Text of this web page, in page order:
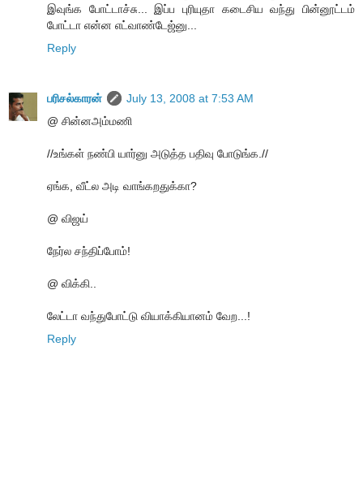
இவுங்க போட்டாச்சு... இப்ப புரியுதா கடைசிய வந்து பின்னூட்டம்
போட்டா என்ன எட்வாண்டேஜ்னு...
Reply
பரிசல்காரன்
July 13, 2008 at 7:53 AM
@ சின்னஅம்மணி
//உங்கள் நண்பி யார்னு அடுத்த பதிவு போடுங்க.//
ஏங்க, வீட்ல அடி வாங்கறதுக்கா?
@ விஜய்
நேர்ல சந்திப்போம்!
@ விக்கி..
லேட்டா வந்துபோட்டு வியாக்கியானம் வேற...!
Reply